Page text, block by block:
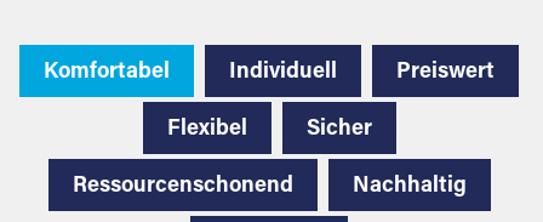
Komfortabel Individuell Preiswert
Flexibel Sicher
Ressourcenschonend Nachhaltig